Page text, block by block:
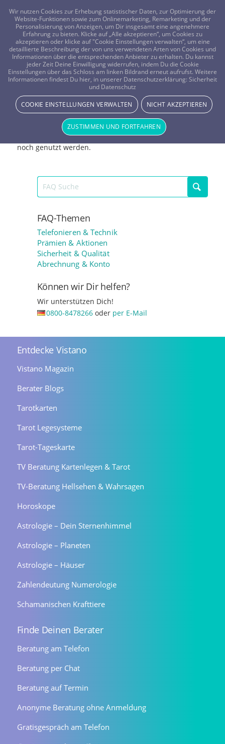
FRAGEN? KOSTENLOS ANRUFEN: 0800-8478266
Wie lange sind Freiminuten gültig?
Prämien & Aktionen
Freiminuten verfallen exakt drei Monaten nach der
Vergabe. Freiminuten, die durch ein Gespräch nicht voll
ausgeschöpft wurden, können innerhalb der 3 Monate
noch genutzt werden.
FAQ-Themen
Telefonieren & Technik
Prämien & Aktionen
Sicherheit & Qualität
Abrechnung & Konto
Können wir Dir helfen?
Wir unterstützen Dich!
0800-8478266oder per E-Mail
Entdecke Vistano
Vistano Magazin
Berater Blogs
Tarotkarten
Tarot Legesysteme
Tarot-Tageskarte
TV Beratung Kartenlegen & Tarot
TV-Beratung Hellsehen & Wahrsagen
Horoskope
Astrologie – Dein Sternenhimmel
Astrologie – Planeten
Astrologie – Häuser
Zahlendeutung Numerologie
Schamanischen Krafttiere
Finde Deinen Berater
Beratung am Telefon
Beratung per Chat
Beratung auf Termin
Anonyme Beratung ohne Anmeldung
Gratisgespräch am Telefon
Wir nutzen Cookies zur Erhebung statistischer Daten, zur Optimierung der
Website-Funktionen sowie zum Onlinemarketing, Remarketing und der
Personalisierung von Anzeigen, um Dir insgesamt eine angenehmere
Erfahrung zu bieten. Klicke auf „Alle akzeptieren“, um Cookies zu
akzeptieren oder klicke auf "Cookie Einstellungen verwalten“, um eine
detaillierte Beschreibung der von uns verwendeten Arten von Cookies und
Informationen über die entsprechenden Anbieter zu erhalten. Du kannst
jeder Zeit Deine Einwilligung widerrufen, indem Du die Cookie
Einstellungen über das Schloss am linken Bildrand erneut aufrufst. Weitere
Informationen findest Du hier, in unserer Datenschutzerklärung: Sicherheit
und Datenschutz
COOKIE EINSTELLUNGEN VERWALTEN NICHT AKZEPTIEREN
ZUSTIMMEN UND FORTFAHREN